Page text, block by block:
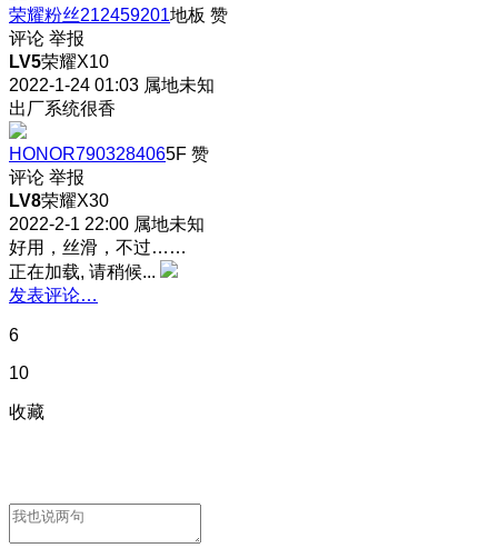
荣耀粉丝212459201地板 赞
评论 举报
LV5荣耀X10
2022-1-24 01:03 属地未知
出厂系统很香
HONOR7903284065F 赞
评论 举报
LV8荣耀X30
2022-2-1 22:00 属地未知
好用，丝滑，不过……
正在加载, 请稍候...
发表评论…
6
10
收藏